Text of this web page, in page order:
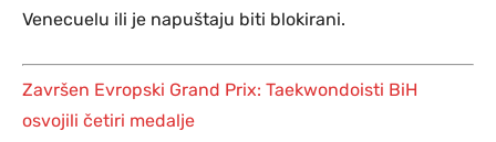
Venecuelu ili je napuštaju biti blokirani.
Završen Evropski Grand Prix: Taekwondoisti BiH
osvojili četiri medalje